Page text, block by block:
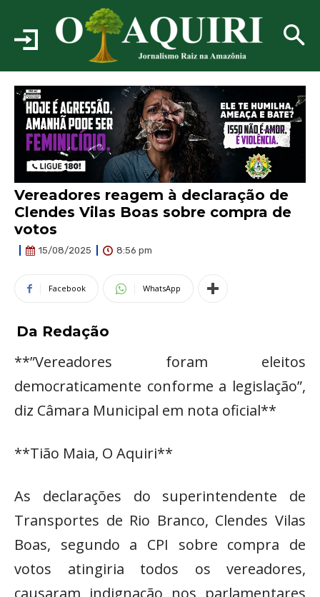
Vereadores reagem à declaração de
Clendes Vilas Boas sobre compra de
votos
15/08/2025 8:56 pm
Facebook WhatsApp
Da Redação
**”Vereadores foram eleitos
democraticamente conforme a legislação”,
diz Câmara Municipal em nota oficial**
**Tião Maia, O Aquiri**
As declarações do superintendente de
Transportes de Rio Branco, Clendes Vilas
Boas, segundo a CPI sobre compra de
votos atingiria todos os vereadores,
causaram indignação nos parlamentares